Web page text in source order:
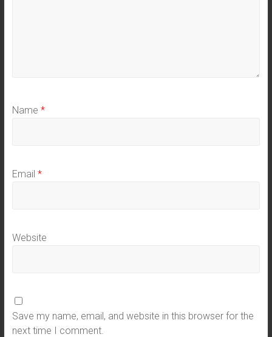
Name *
Email *
Website
Save my name, email, and website in this browser for the
next time I comment.